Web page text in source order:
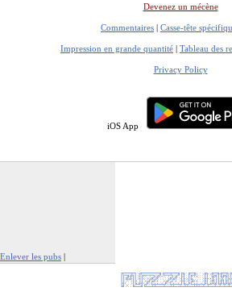
Devenez un mécène
Commentaires | Casse-tête
Impression en grande quantité | Tableau des
Privacy Policy
iOS App
Enlever les pubs |